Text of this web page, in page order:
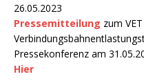
26.05.2023
Pressemitteilung zum
Pressekonferenz am
Hier